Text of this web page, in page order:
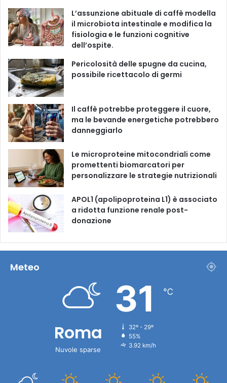
i
e
b
o
o
k
u
b
e
a
g
r
a
o
k
L’assunzione abituale di caffè modella
il microbiota intestinale e modifica la
fisiologia e le funzioni cognitive
dell’ospite.
Pericolosità delle spugne da cucina,
possibile ricettacolo di germi
Il caffè potrebbe proteggere il cuore,
ma le bevande energetiche potrebbero
danneggiarlo
Le microproteine ​​mitocondriali come
promettenti biomarcatori per
personalizzare le strategie nutrizionali
APOL1 (apolipoproteina L1) è associato
a ridotta funzione renale post-
donazione
Meteo
Roma
Nuvole sparse
31 ℃
32º - 29º
55%
3.92 km/h